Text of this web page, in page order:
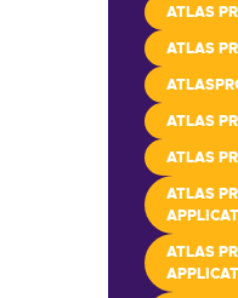
ATLAS
ATLAS
ATLAS
ATLAS
ATLAS
ATLAS